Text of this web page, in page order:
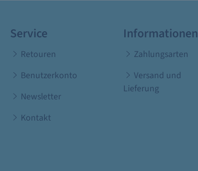
Service
Retouren
Benutzerkonto
Newsletter
Kontakt
Informationen
Zahlungsarten
Versand und
Lieferung